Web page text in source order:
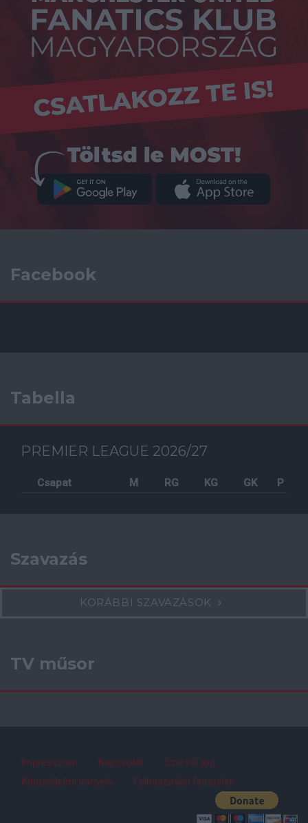
Facebook
Tabella
PREMIER LEAGUE 2026/27
Csapat M RG KG GK P
Szavazás
KORÁBBI SZAVAZÁSOK
TV műsor
Impresszum Kapcsolat
Szerzői jog
Adatvédelmi irányelv
Felhasználói feltételek